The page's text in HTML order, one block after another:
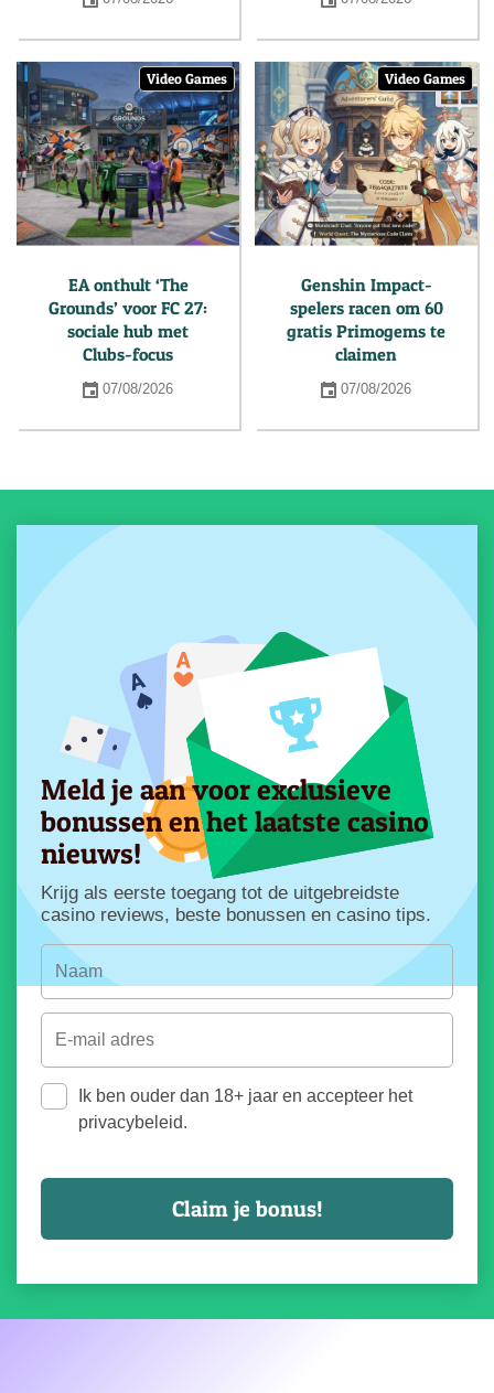
Video Games
EA onthult ‘The
Grounds’ voor FC 27:
sociale hub met
Clubs-focus
07/08/2026
Video Games
Genshin Impact-
spelers racen om 60
gratis Primogems te
claimen
07/08/2026
Meld je aan voor exclusieve
bonussen en het laatste casino
nieuws!
Krijg als eerste toegang tot de uitgebreidste
casino reviews, beste bonussen en casino tips.
Ik ben ouder dan 18+ jaar en accepteer het
privacybeleid.